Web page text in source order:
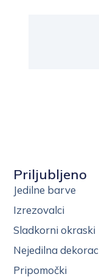
Priljubljeno
Jedilne barve
Izrezovalci
Sladkorni okraski
Nejedilna
Pripomočki